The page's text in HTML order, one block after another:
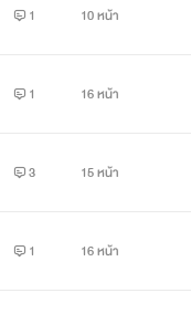
1 10 หน้า
1 16 หน้า
3 15 หน้า
1 16 หน้า